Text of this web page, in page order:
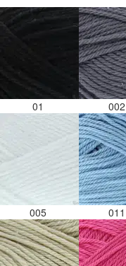
01 002
005 011